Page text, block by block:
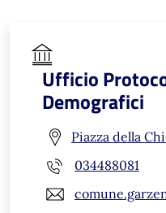
Ufficio
Demografici
Piazza della
034488081